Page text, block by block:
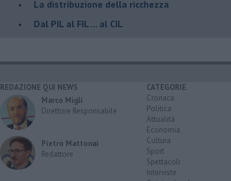
La distribuzione della ricchezza
Dal PIL al FIL ... al CIL
REDAZIONE QUI NEWS
Marco Migli
Direttore Responsabile
Pietro Mattonai
Redattore
CATEGORIE
Cronaca
Politica
Attualità
Economia
Cultura
Sport
Spettacoli
Interviste